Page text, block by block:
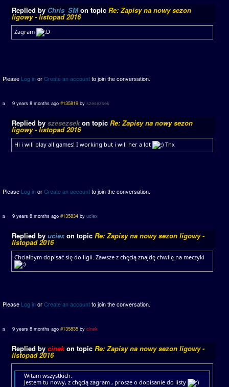
Replied by Chris_SMon topic Re: Zapisy na nowy sezon
ligowy - listopad 2016
Zagram
Please Log inorCreate an accountto join the conversation.
9 years 8 months ago #135819 byszesezsek
Replied by szesezsekon topic Re: Zapisy na nowy sezon
ligowy - listopad 2016
Hi i will play all games! I working but i will her a lot Thx
Please Log inorCreate an accountto join the conversation.
9 years 8 months ago #135834 byuciex
Replied by uciexon topic Re: Zapisy na nowy sezon ligowy -
listopad 2016
Chciałbym dopisać się do ligii. Zawsze z chęcią znajdę chwilę na meczyki
Please Log inorCreate an accountto join the conversation.
9 years 8 months ago #135835 bycinek
Replied by cinekon topic Re: Zapisy na nowy sezon ligowy -
listopad 2016
Witam wszystkich.
Jestem tu nowy, z chęcią zagram , prosze o dopisanie do listy